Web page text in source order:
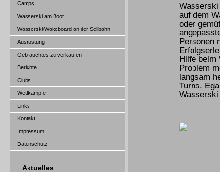
Camps
Wasserski am Boot
Wasserski/Wakeboard an der Seilbahn
Ausrüstung
Gebrauchtes zu verkaufen
Berichte
Clubs
Wettkämpfe
Links
Kontakt
Impressum
Datenschutz
Aktuelles
auf dem
oder
Personen
Hilfe beim
Problem
langsam
Turns.